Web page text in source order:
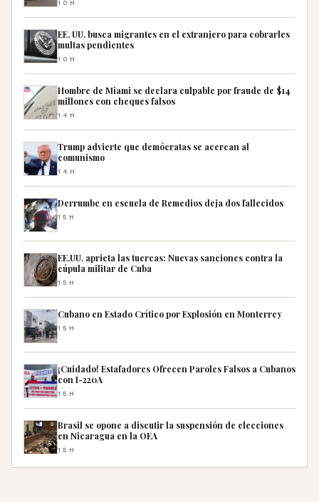
10H
EE. UU. busca migrantes en el extranjero para cobrarles
multas pendientes
10H
Hombre de Miami se declara culpable por fraude de $14
millones con cheques falsos
14H
Trump advierte que demócratas se acercan al
comunismo
14H
Derrumbe en escuela de Remedios deja dos fallecidos
15H
EE.UU. aprieta las tuercas: Nuevas sanciones contra la
cúpula militar de Cuba
15H
Cubano en Estado Crítico por Explosión en Monterrey
15H
¡Cuidado! Estafadores Ofrecen Paroles Falsos a Cubanos
con I-220A
15H
Brasil se opone a discutir la suspensión de elecciones
en Nicaragua en la OEA
15H